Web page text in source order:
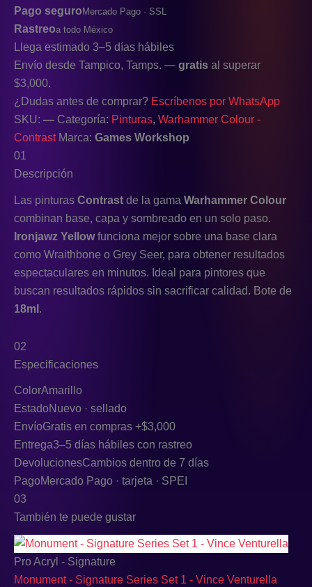
Pago seguro Mercado Pago · SSL
Rastreoa todo México
Llega estimado 3–5 días hábiles
Envío desde Tampico, Tamps. — gratis al superar
$3,000.
¿Dudas antes de comprar? Escríbenos por WhatsApp
SKU: — Categoría: Pinturas, Warhammer Colour -
Contrast Marca: Games Workshop
01
Descripción
Las pinturas Contrast de la gama Warhammer Colour
combinan base, capa y sombreado en un solo paso.
Ironjawz Yellowfunciona mejor sobre una base clara
como Wraithbone o Grey Seer, para obtener resultados
espectaculares en minutos. Ideal para pintores que
buscan resultados rápidos sin sacrificar calidad. Bote de
18ml .
02
Especificaciones
ColorAmarillo
EstadoNuevo · sellado
EnvíoGratis en compras +$3,000
Entrega3–5 días hábiles con rastreo
DevolucionesCambios dentro de 7 días
PagoMercado Pago · tarjeta · SPEI
03
También te puede gustar
Pro Acryl - Signature
Monument - Signature Series Set 1 - Vince Venturella